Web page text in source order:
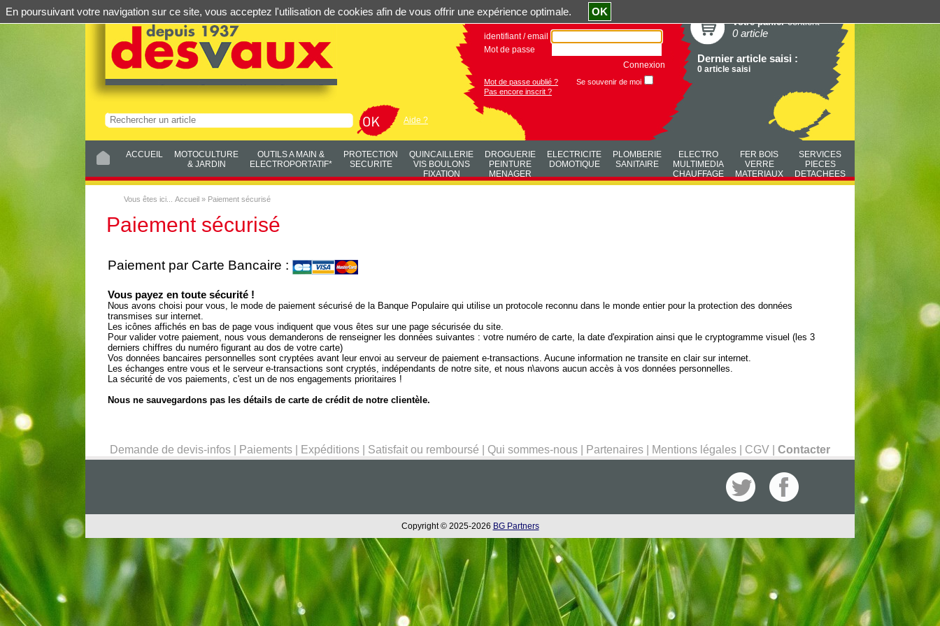
Aide ?
identifiant / email
Mot de passe
Connexion
Mot de passe oublié ?
Se souvenir de moi
Pas encore inscrit ?
Votre paniercontient
0 article
Dernier article saisi :
0 article saisi
ACCUEIL
MOTOCULTURE
& JARDIN
OUTILS A MAIN &
ELECTROPORTATIF*
PROTECTION
SECURITE
QUINCAILLERIE
VIS BOULONS
FIXATION
DROGUERIE
PEINTURE
MENAGER
ELECTRICITE
DOMOTIQUE
PLOMBERIE
SANITAIRE
ELECTRO
MULTIMEDIA
CHAUFFAGE
FER BOIS
VERRE
MATERIAUX
SERVICES
PIECES
DETACHEES
Vous êtes ici... Accueil » Paiement sécurisé
Paiement sécurisé
Paiement par Carte Bancaire :
Vous payez en toute sécurité !
Nous avons choisi pour vous, le mode de paiement sécurisé de la Banque Populaire qui utilise un protocole reconnu dans le monde entier pour la protection des données
transmises sur internet.
Les icônes affichés en bas de page vous indiquent que vous êtes sur une page sécurisée du site.
Pour valider votre paiement, nous vous demanderons de renseigner les données suivantes : votre numéro de carte, la date d'expiration ainsi que le cryptogramme visuel (les 3
derniers chiffres du numéro figurant au dos de votre carte)
Vos données bancaires personnelles sont cryptées avant leur envoi au serveur de paiement e-transactions. Aucune information ne transite en clair sur internet.
Les échanges entre vous et le serveur e-transactions sont cryptés, indépendants de notre site, et nous n\avons aucun accès à vos données personnelles.
La sécurité de vos paiements, c'est un de nos engagements prioritaires !
Nous ne sauvegardons pas les détails de carte de crédit de notre clientèle.
Demande de devis-infos Paiements Expéditions Satisfait ou remboursé Qui sommes-nous Partenaires Mentions légales CGV Contacter
Copyright © 2025-2026 BG Partners
En poursuivant votre navigation sur ce site, vous acceptez l'utilisation de cookies afin de vous offrir une expérience optimale. OK